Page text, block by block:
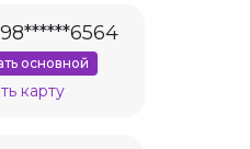
основной
карту